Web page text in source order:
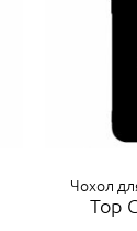
Чохол
Top